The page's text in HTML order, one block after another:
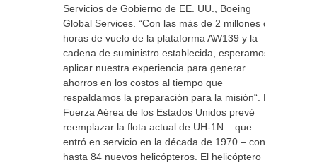
Servicios de Gobierno de EE. UU., Boeing
Global Services. “Con las más de 2 millones de
horas de vuelo de la plataforma AW139 y la
cadena de suministro establecida, esperamos
aplicar nuestra experiencia para generar
ahorros en los costos al tiempo que
respaldamos la preparación para la misión“. La
Fuerza Aérea de los Estados Unidos prevé
reemplazar la flota actual de UH-1N – que
entró en servicio en la década de 1970 – con
hasta 84 nuevos helicópteros. El helicóptero